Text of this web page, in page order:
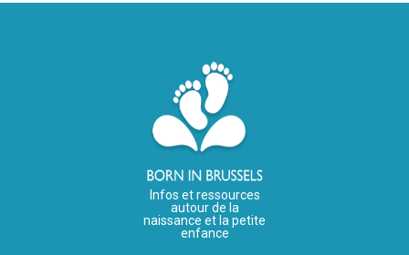
Infos et ressources
autour de la
naissance et la petite
enfance